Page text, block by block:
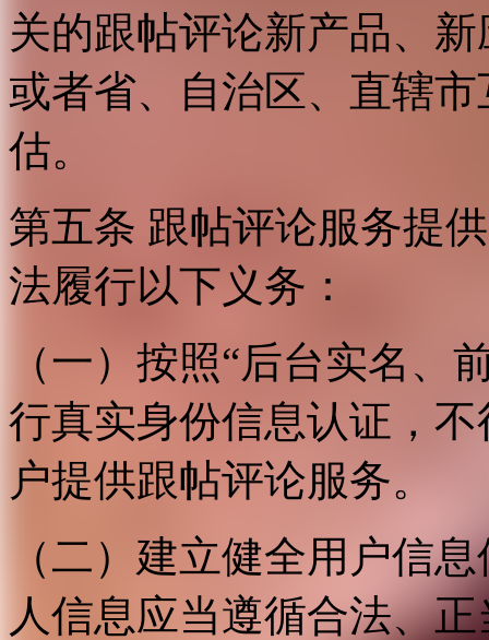
关的跟帖评论新产品、
或者省、自治区、直辖
估。
第五条 跟帖评论服务提
法履行以下义务：
（一）按照“后台实名、
行真实身份信息认证，
户提供跟帖评论服务。
（二）建立健全用户信
人信息应当遵循合法、